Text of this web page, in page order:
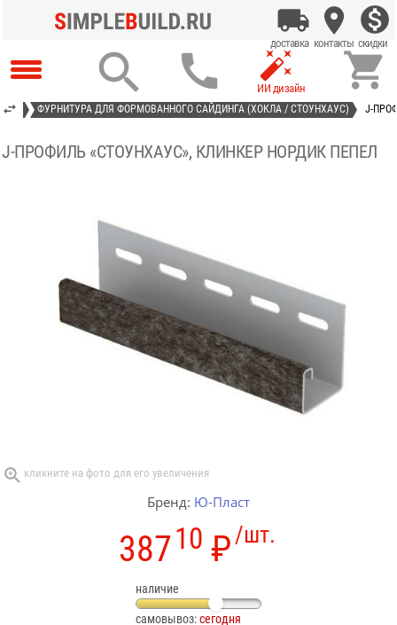
   
ФУРНИТУРА ДЛЯ ФОРМОВАННОГО САЙДИНГА (ХОКЛА / СТОУНХАУС) J-
J-ПРОФИЛЬ «СТОУНХАУС», КЛИНКЕР НОРДИК ПЕПЕЛ
Бренд: Ю-Пласт
/шт.
38710 ₽
наличие
самовывоз:сегодня